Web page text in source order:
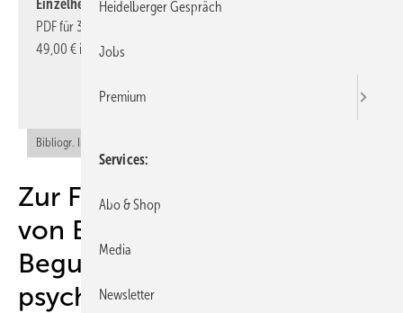
Einzelheftes beziehen.Sie können das
PDF für 39,00 € inkl. MwSt. downloaden oder das Einzelheft für
49,00 € inkl. MwSt. kaufen.
Bibliogr. Info (RIS)
Zur Frage der Anwesenheit
von Begleitpersonen in der
Begutachtung aus
psychologischer Sicht
Heidelberger Gespräch
Jobs
Premium
Services
Abo & Shop
Media
Newsletter